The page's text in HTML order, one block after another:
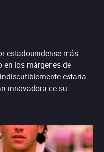
estadounidense más
en los márgenes de
estaría
innovadora de su
su condición de “enfant
ópera prima
fílmicos más
mucho, la primera
sí que fue un parteaguas